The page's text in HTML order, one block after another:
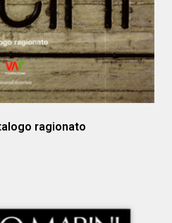
ragionato